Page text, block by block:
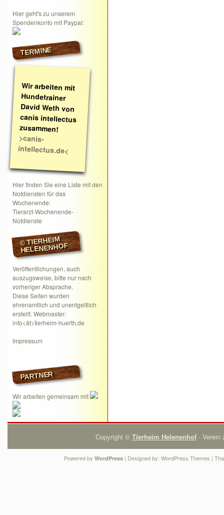
Hier geht's zu unserem
Spendenkonto mit Paypal:
TERMINE
Wir arbeiten mit
Hundetrainer
David Weth von
canis intellectus
zusammen!
>canis-
intellectus.de<
Hier finden Sie eine Liste mit den
Notdiensten für das
Wochenende:
Tierarzt-Wochenende-
Notdienste
© TIERHEIM
HELENENHOF
Veröffentlichungen, auch
auszugsweise, bitte nur nach
vorheriger Absprache.
Diese Seiten wurden
ehrenamtlich und unentgeltlich
erstellt. Webmaster:
info<ät>tierheim-huerth.de
Impressum
PARTNER
Wir arbeiten gemeinsam mit
Copyright © Tierheim Helenenhof- Verein
Powered by WordPress | Designed by: WordPress Themes |